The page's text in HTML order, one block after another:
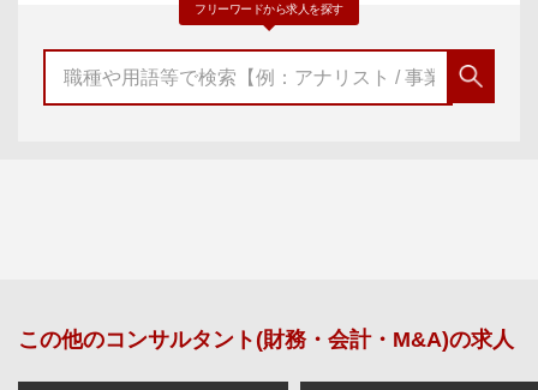
フリーワードから求人を探す
この他のコンサルタント(財務・会計・M&A)の求人